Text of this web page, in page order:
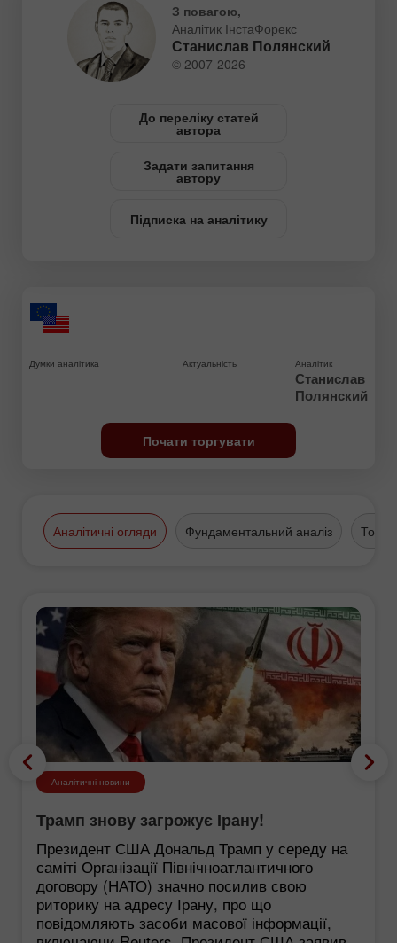
З повагою,
Аналітик ІнстаФорекс
Станислав Полянский
© 2007-2026
До переліку статей
автора
Задати запитання
автору
Підписка на аналітику
Думки аналітика Актуальність Аналітик
Станислав
Полянский
Почати торгувати
Аналітичні огляди Фундаментальний аналіз
Аналітичні новини
Трамп знову загрожує Ірану!
Президент США Дональд Трамп у середу на
саміті Організації Північноатлантичного
договору (НАТО) значно посилив свою
риторику на адресу Ірану, про що
повідомляють засоби масової інформації,